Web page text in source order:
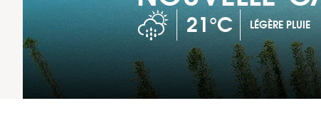
21°C LÉGÈRE PLUIE